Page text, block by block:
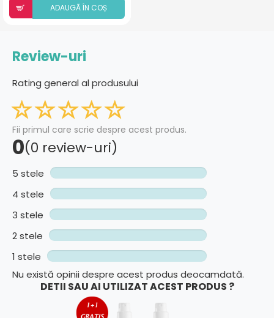
ADAUGÃ ÎN COȘ
Review-uri
Rating general al produsului
Fii primul care scrie despre acest produs.
0(0 review-uri)
5 stele
4 stele
3 stele
2 stele
1 stele
Nu există opinii despre acest produs deocamdată.
DETII SAU AI UTILIZAT ACEST PRODUS ?